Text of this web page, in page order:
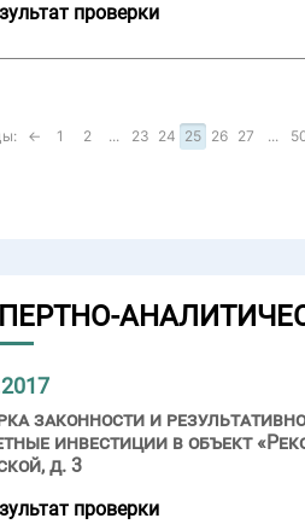
проверки
← 1 2 ... 23 24 25 26 27 ...
законности и
инвестиции в объект
д. 3
проверки